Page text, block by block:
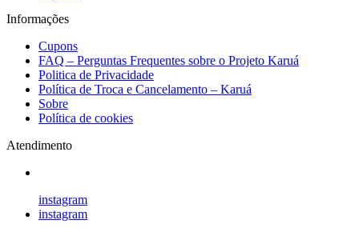
Informações
Cupons
FAQ – Perguntas Frequentes sobre o Projeto Karuá
Politica de Privacidade
Política de Troca e Cancelamento – Karuá
Sobre
Política de cookies
Atendimento
instagram
instagram